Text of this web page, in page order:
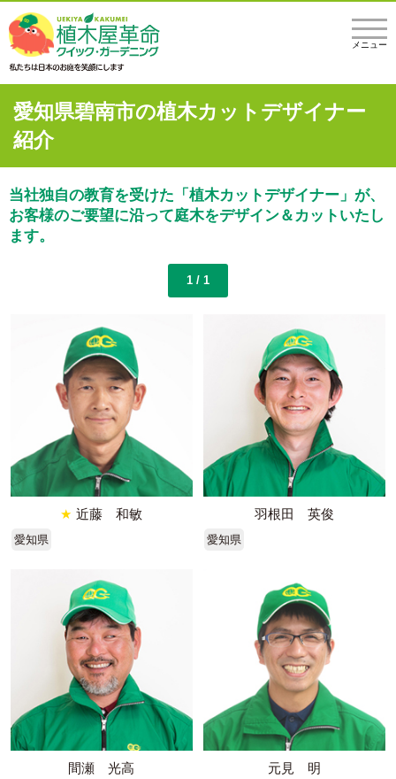
メニュー
愛知県碧南市の植木カットデザイナー
紹介
当社独自の教育を受けた「植木カットデザイナー」が、
お客様のご要望に沿って庭木をデザイン＆カットいたし
ます。
1 / 1
★ 近藤 和敏
愛知県
羽根田 英俊
愛知県
間瀬 光高 元見 明